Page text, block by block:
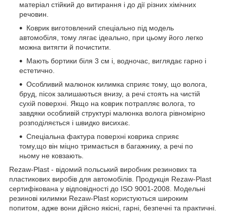
матеріал стійкий до витирання і до дії різних хімічних
речовин.
Коврик виготовлений спеціально під модель
автомобіля, тому лягає ідеально, при цьому його легко
можна витягти й почистити.
Мають бортики біля 3 см і, водночас, виглядає гарно і
естетично.
Особливий малюнок килимка сприяє тому, що волога,
бруд, пісок залишаються внизу, а речі стоять на чистій
сухій поверхні. Якщо на коврик потрапляє волога, то
завдяки особливій структурі малюнка волога рівномірно
розподіляється і швидко висихає.
Спеціальна фактура поверхні коврика сприяє
тому,що він міцно тримається в багажнику, а речі по
ньому не ковзають.
Rezaw-Plast - відомий польський виробник резинових та
пластикових виробів для автомобілів. Продукція Rezaw-Plast
сертифікована у відповідності до ISO 9001-2008. Модельні
резинові килимки Rezaw-Plast користуються широким
попитом, адже вони дійсно якісні, гарні, безпечні та практичні.